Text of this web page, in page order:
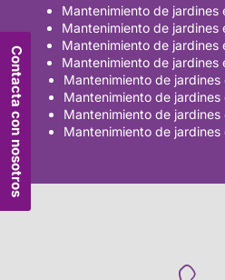
Mantenimiento de jardines
Mantenimiento de jardines
Mantenimiento de jardines
Mantenimiento de jardines
Mantenimiento de
Mantenimiento de jardines
Mantenimiento de
Mantenimiento de jardines
Contacta con nosotros
e84e